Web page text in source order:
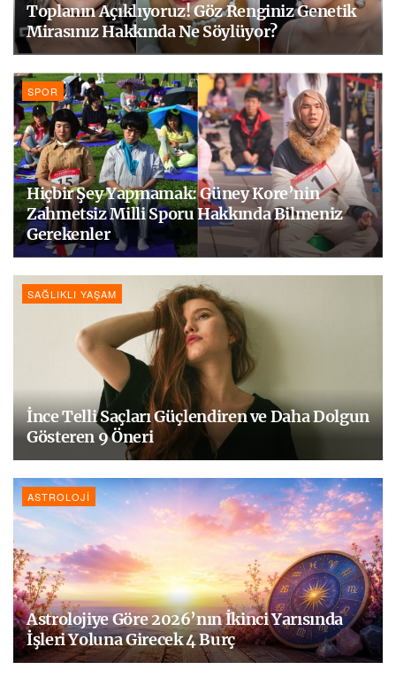
Toplanın Açıklıyoruz! Göz Renginiz Genetik
Mirasınız Hakkında Ne Söylüyor?
SPOR
Hiçbir Şey Yapmamak: Güney Kore’nin
Zahmetsiz Milli Sporu Hakkında Bilmeniz
Gerekenler
SAĞLIKLI YAŞAM
İnce Telli Saçları Güçlendiren ve Daha Dolgun
Gösteren 9 Öneri
ASTROLOJI
Astrolojiye Göre 2026’nın İkinci Yarısında
İşleri Yoluna Girecek 4 Burç